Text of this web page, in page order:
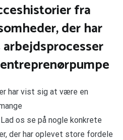
fra
der har
har vist sig at være en
os se på nogle konkrete
der har oplevet store fordele